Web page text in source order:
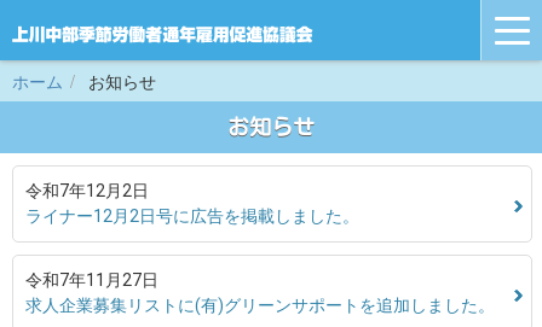
ホーム お知らせ
お知らせ
令和7年12月2日
ライナー12月2日号に広告を掲載しました。
令和7年11月27日
求人企業募集リストに(有)グリーンサポートを追加しました。